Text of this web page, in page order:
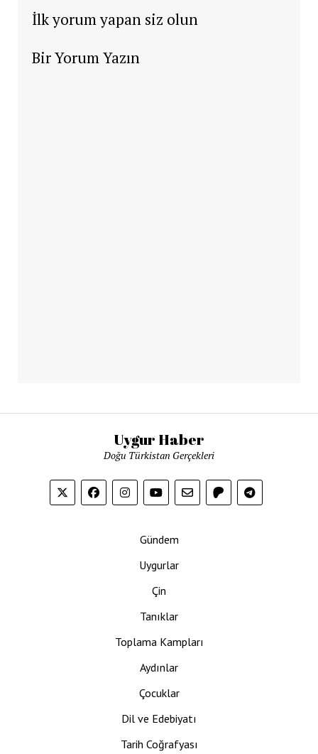
İlk yorum yapan siz olun
Bir Yorum Yazın
Uygur Haber
Doğu Türkistan Gerçekleri
Gündem
Uygurlar
Çin
Tanıklar
Toplama Kampları
Aydınlar
Çocuklar
Dil ve Edebiyatı
Tarih Coğrafyası